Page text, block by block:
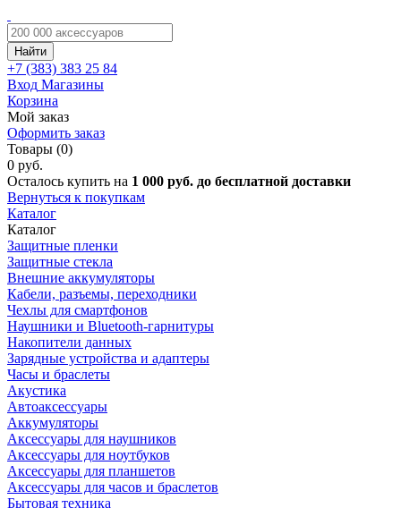
Найти
+7 (383) 383 25 84
Вход Магазины
Корзина
Мой заказ
Оформить заказ
Товары (0)
0 руб.
Осталось купить на 1 000 руб. до бесплатной доставки
Вернуться к покупкам
Каталог
Каталог
Защитные пленки
Защитные стекла
Внешние аккумуляторы
Кабели, разъемы, переходники
Чехлы для смартфонов
Наушники и Bluetooth-гарнитуры
Накопители данных
Зарядные устройства и адаптеры
Часы и браслеты
Акустика
Автоаксессуары
Аккумуляторы
Аксессуары для наушников
Аксессуары для ноутбуков
Аксессуары для планшетов
Аксессуары для часов и браслетов
Бытовая техника